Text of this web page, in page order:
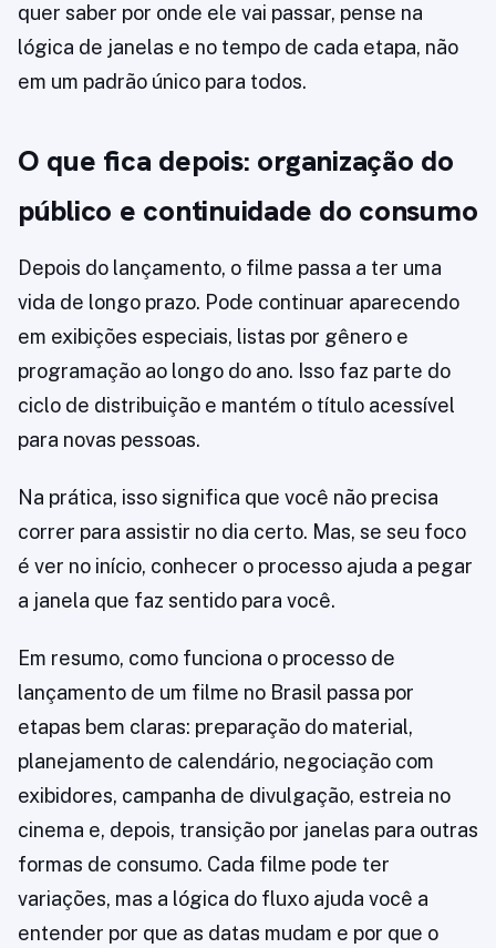
quer saber por onde ele vai passar, pense na
lógica de janelas e no tempo de cada etapa, não
em um padrão único para todos.
O que fica depois: organização do
público e continuidade do consumo
Depois do lançamento, o filme passa a ter uma
vida de longo prazo. Pode continuar aparecendo
em exibições especiais, listas por gênero e
programação ao longo do ano. Isso faz parte do
ciclo de distribuição e mantém o título acessível
para novas pessoas.
Na prática, isso significa que você não precisa
correr para assistir no dia certo. Mas, se seu foco
é ver no início, conhecer o processo ajuda a pegar
a janela que faz sentido para você.
Em resumo, como funciona o processo de
lançamento de um filme no Brasil passa por
etapas bem claras: preparação do material,
planejamento de calendário, negociação com
exibidores, campanha de divulgação, estreia no
cinema e, depois, transição por janelas para outras
formas de consumo. Cada filme pode ter
variações, mas a lógica do fluxo ajuda você a
entender por que as datas mudam e por que o